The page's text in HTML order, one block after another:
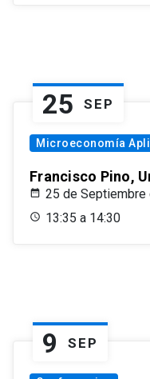
25 SEP
Microeconomía
Francisco Pino,
25 de Septiembre
13:35 a 14:30
9 SEP